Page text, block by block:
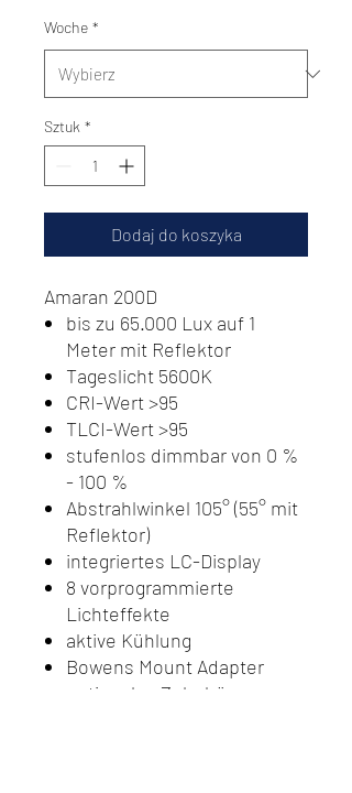
Woche *
Sztuk *
Dodaj do koszyka
Amaran 200D
bis zu 65.000 Lux auf 1
Meter mit Reflektor
Tageslicht 5600K
CRI-Wert >95
TLCI-Wert >95
stufenlos dimmbar von 0 %
- 100 %
Abstrahlwinkel 105° (55° mit
Reflektor)
integriertes LC-Display
8 vorprogrammierte
Lichteffekte
aktive Kühlung
Bowens Mount Adapter
optionales Zubehör: